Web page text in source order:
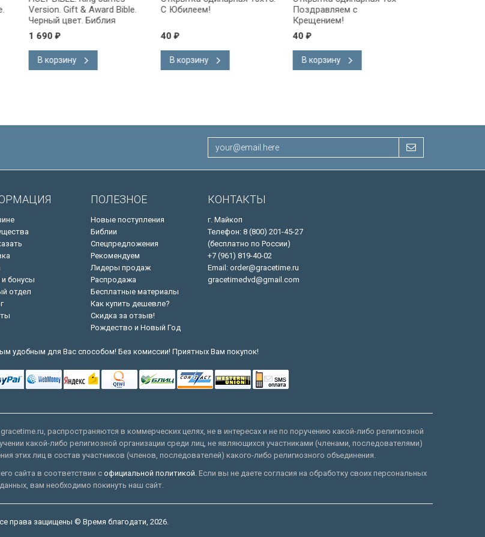
Version. Gift & Award Bible.
Черный цвет. Библия
Короля Иакова на
английском языке.
Словарь, карты, закладка,
подарочная вкладка, слова
1 690 ₽
В корзину
С Юбилеем!
₽
В корзину
Поздравляем с
Крещением!
₽
В корзину
бонусы
отдел
ПОЛЕЗНОЕ
Новые поступления
Библии
Спецпредложения
Рекомендуем
Лидеры продаж
Распродажа
Бесплатные материалы
Как купить дешевле?
Скидка за отзыв!
Рождество и Новый Год
КОНТАКТЫ
г. Майкоп
Телефон: 8 (800) 201-45-27
(бесплатно по России)
+7 (961) 819-40-02
Email: order@gracetime.ru
gracetimedvd@gmail.com
удобным для Вас способом! Без комиссии! Приятных Вам покупок!
распространяются в коммерческих целях, не в интересах и не по поручению какой-либо религиозной
какой-либо религиозной организации среди лиц, не являющихся участниками (членами, последователями)
этих лиц в состав участников (членов, последователей) какого-либо религиозного объединения.
сайта в соответствии с официальной политикой.Если вы не даете согласия на обработку своих персональных
данных, вам необходимо покинуть наш сайт.
права защищены © Время благодати, 2026.